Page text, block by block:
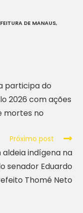
DE MANAUS,
participa do
2026 com ações
mortes no
Próximo post
aldeia indígena na
senador Eduardo
Thomé Neto